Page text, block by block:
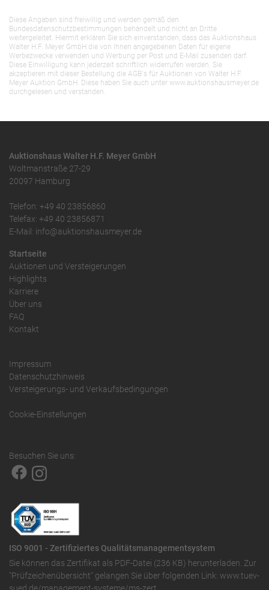
Diese Angaben sind freiwillig und werden gemäß den
Bundesdatenschutzbestimmungen behandelt und nicht an Dritte
weitergeleitet. Hiermit erklären Sie sich einverstanden, dass das Auktionshaus
Walter H.F. Meyer GmbH die von Ihnen angegebenen Daten für eigene
Werbezwecke verwenden und Werbung per Post und E-Mail zusenden darf.
Diese Einwilligung kann jederzeit schriftlich widerrufen werden. Sie
akzeptieren mit dieser Bestellung die AGB`s für Auktionen von Walter H.F.
Meyer Auktion GmbH. Diese haben Sie auch unter www.auktionshausmeyer.de
durchgelesen und verstanden.
Auktionshaus Walter H.F. Meyer GmbH
Woltmanstraße 27-29
20097 Hamburg
Telefon: +49 40 23856860
Telefax: +49 40 23856871
E-Mail: info@auktionshausmeyer.de
Startseite
Auktionen und Versteigerungen
Highlights
Karriere
Über uns
FAQ
Kontakt
Impressum
Datenschutzhinweis
Versteigerungs- und Verkaufsbedingungen
Cookie-Einstellungen
Besuchen Sie uns:
ISO 9001 - Zertifiziertes Qualitätsmanagementsystem
Sie können das Zertifikat als PDF-Datei (236 KB) herunterladen. Zur
"Prüfzeichenübersicht" gelangen Sie über folgenden Link: www.tuev-